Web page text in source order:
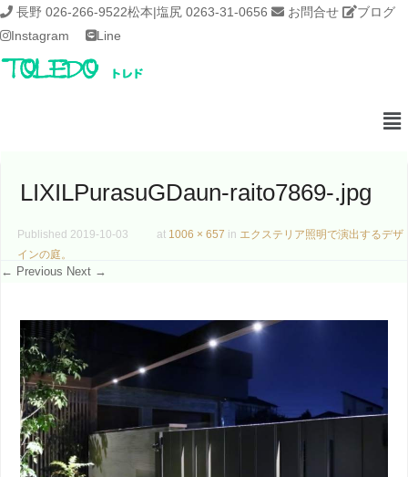
長野 026-266-9522松本|塩尻 0263-31-0656 お問合せ
ブログ
Instagram
Line
LIXILPurasuGDaun-raito7869-.jpg
Published 2019-10-03 at 1006 × 657 in エクステリア照明で演出するデザ
インの庭。
← Previous Next →